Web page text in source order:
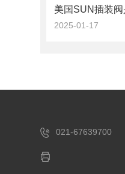
2025-01-17
021-67639700